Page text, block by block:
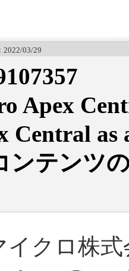
03/29
Apex
Central as
ンテンツ
イクロ株